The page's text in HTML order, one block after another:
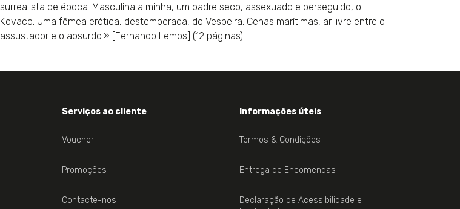
surrealista de época. Masculina a minha, um padre seco, assexuado e perseguido, o
Kovaco. Uma fêmea erótica, destemperada, do Vespeira. Cenas marítimas, ar livre entre o
assustador e o absurdo.» [Fernando Lemos] (12 páginas)
Serviços ao cliente
Voucher
Promoções
Contacte-nos
Informações úteis
Termos & Condições
Entrega de Encomendas
Declaração de Acessibilidade e